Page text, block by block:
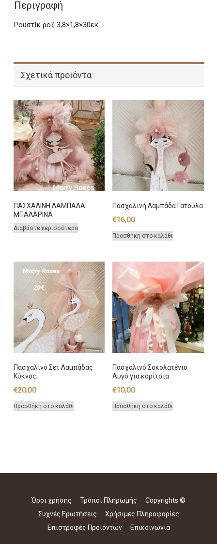
Περιγραφή
Ρουστίκ ροζ 3,8×1,8×30εκ
Σχετικά προϊόντα
ΠΑΣΧΑΛΙΝΗ ΛΑΜΠΑΔΑ
ΜΠΑΛΑΡΙΝΑ
Διαβάστε περισσότερα
Πασχαλινή Λαμπάδα Γατούλα
€16,00
Προσθήκη στο καλάθι
Πασχαλινό Σετ Λαμπάδας
Κύκνος
€20,00
Προσθήκη στο καλάθι
Πασχαλινό Σοκολατένιο
Αυγό για κορίτσια
€10,00
Προσθήκη στο καλάθι
Όροι χρήσης Τρόποι Πληρωμής
Copyrights ©
Συχνές Ερωτήσεις
Χρήσιμες Πληροφορίες
Επιστροφές Προϊόντων
Επικοινωνία